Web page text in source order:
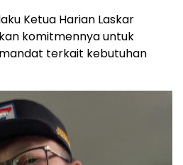
Ketua Harian Laskar
komitmennya untuk
terkait kebutuhan